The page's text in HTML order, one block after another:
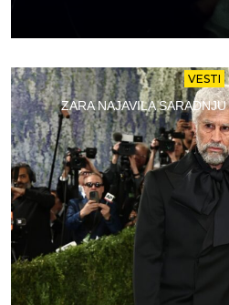
VESTI
ZARA NAJAVILA